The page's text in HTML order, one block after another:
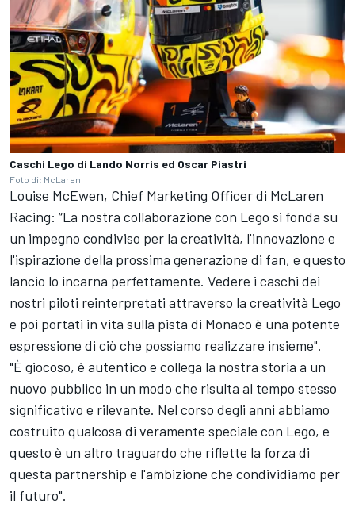
Caschi Lego di Lando Norris ed Oscar Piastri
Foto di: McLaren
Louise McEwen, Chief Marketing Officer di McLaren
Racing: “La nostra collaborazione con Lego si fonda su
un impegno condiviso per la creatività, l'innovazione e
l'ispirazione della prossima generazione di fan, e questo
lancio lo incarna perfettamente. Vedere i caschi dei
nostri piloti reinterpretati attraverso la creatività Lego
e poi portati in vita sulla pista di Monaco è una potente
espressione di ciò che possiamo realizzare insieme".
"È giocoso, è autentico e collega la nostra storia a un
nuovo pubblico in un modo che risulta al tempo stesso
significativo e rilevante. Nel corso degli anni abbiamo
costruito qualcosa di veramente speciale con Lego, e
questo è un altro traguardo che riflette la forza di
questa partnership e l'ambizione che condividiamo per
il futuro".